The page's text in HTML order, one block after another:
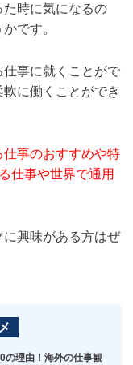
た時に気になるの
です。
事に就くことがで
に働くことができ
仕事のおすすめや特
仕事や世界で通用
興味がある方はぜ
の理由！海外の仕事観